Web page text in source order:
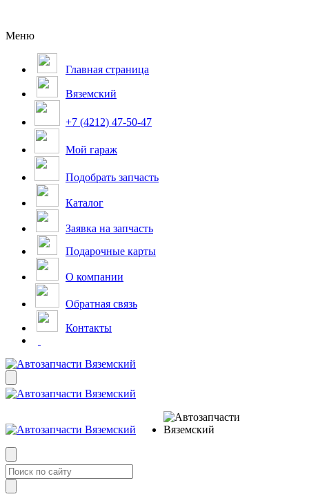
Меню
Главная страница
Вяземский
+7 (4212) 47-50-47
Мой гараж
Подобрать запчасть
Каталог
Заявка на запчасть
Подарочные карты
О компании
Обратная связь
Контакты